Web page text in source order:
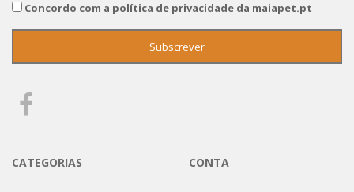
Concordo com a política de privacidade da maiapet.pt
CATEGORIAS CONTA